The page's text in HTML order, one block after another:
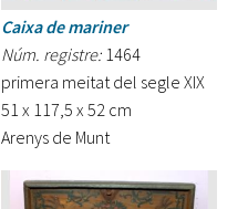
Caixa de mariner
Núm. registre: 1464
primera meitat del segle XIX
51 x 117,5 x 52 cm
Arenys de Munt